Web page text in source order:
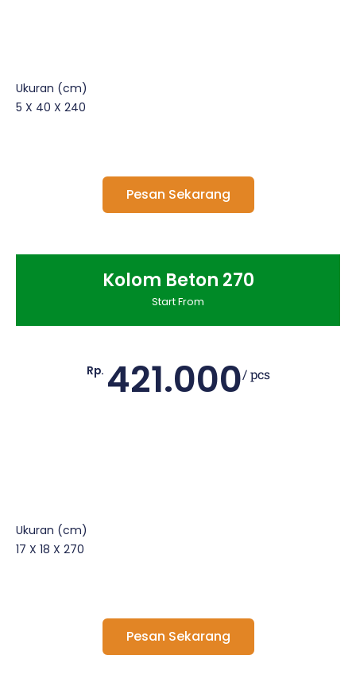
Ukuran (cm)
5 X 40 X 240
Pesan Sekarang
Kolom Beton 270
Start From
Rp. 421.000/ pcs
Ukuran (cm)
17 X 18 X 270
Pesan Sekarang